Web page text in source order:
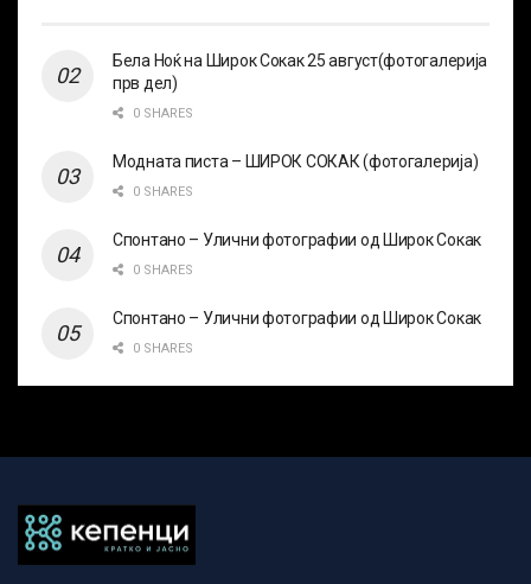
Бела Ноќ на Широк Сокак 25 август(фотогалерија
прв дел)
0 SHARES
Модната писта – ШИРОК СОКАК (фотогалерија)
0 SHARES
Спонтано – Улични фотографии од Широк Сокак
0 SHARES
Спонтано – Улични фотографии од Широк Сокак
0 SHARES